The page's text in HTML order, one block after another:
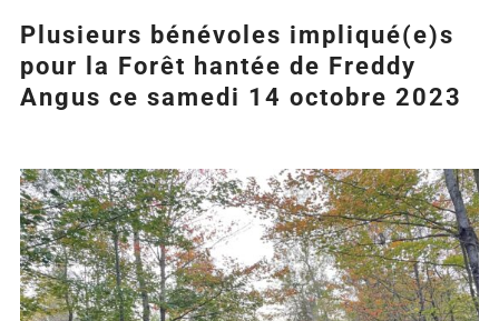
Plusieurs bénévoles impliqué(e)s
pour la Forêt hantée de Freddy
Angus ce samedi 14 octobre 2023
Agrandir
l&apos;image